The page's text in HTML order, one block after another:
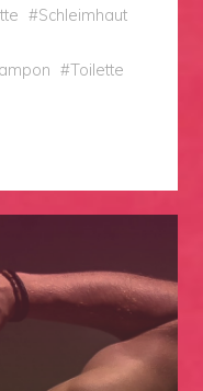
#Schleimhaut
#Toilette